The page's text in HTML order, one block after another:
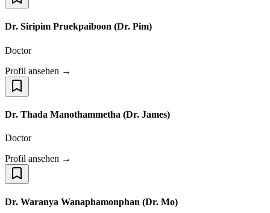
Dr. Siripim Pruekpaiboon (Dr. Pim)
Doctor
Profil ansehen →
Dr. Thada Manothammetha (Dr. James)
Doctor
Profil ansehen →
Dr. Waranya Wanaphamonphan (Dr. Mo)